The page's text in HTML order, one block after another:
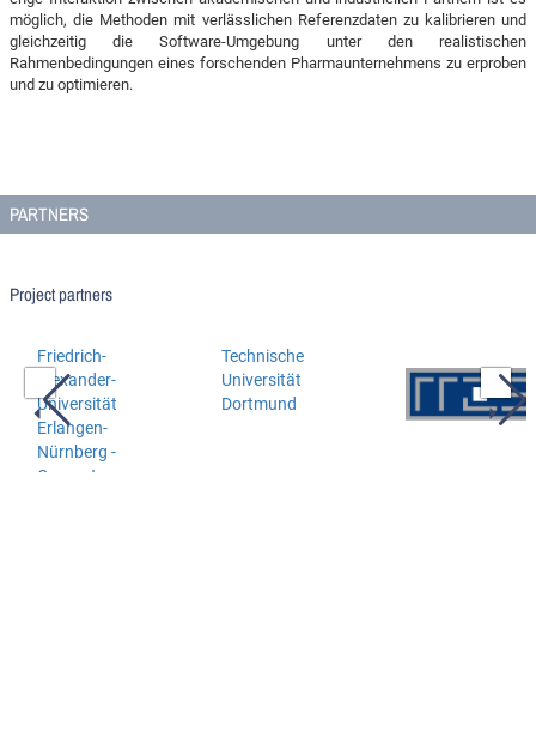
möglich, die Methoden mit verlässlichen Referenzdaten zu kalibrieren und
gleichzeitig die Software-Umgebung unter den realistischen
Rahmenbedingungen eines forschenden Pharmaunternehmens zu erproben
und zu optimieren.
PARTNERS
Project partners
Friedrich-
Alexander-
Universität
Erlangen-
Nürnberg -
Computer-
Technische
Universität
Dortmund